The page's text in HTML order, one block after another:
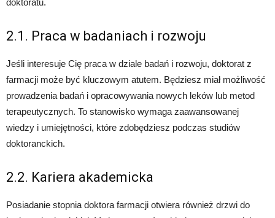
2.1. Praca w badaniach i rozwoju
Jeśli interesuje Cię praca w dziale badań i rozwoju, doktorat z
farmacji może być kluczowym atutem. Będziesz miał możliwość
prowadzenia badań i opracowywania nowych leków lub metod
terapeutycznych. To stanowisko wymaga zaawansowanej
wiedzy i umiejętności, które zdobędziesz podczas studiów
doktoranckich.
2.2. Kariera akademicka
Posiadanie stopnia doktora farmacji otwiera również drzwi do